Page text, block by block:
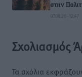
στην
07.08.26 · 12:47
Σχολιασμός
Τα σχόλια